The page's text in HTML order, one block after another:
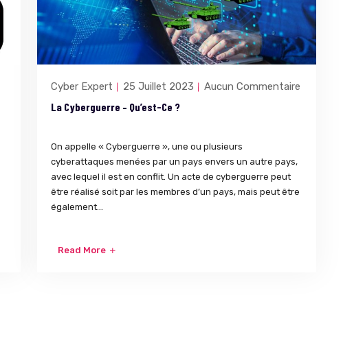
Cyber Expert 25 Juillet 2023 Aucun Commentaire
La Cyberguerre – Qu’est-Ce ?
On appelle « Cyberguerre », une ou plusieurs
cyberattaques menées par un pays envers un autre pays,
avec lequel il est en conflit. Un acte de cyberguerre peut
être réalisé soit par les membres d’un pays, mais peut être
également...
Read More